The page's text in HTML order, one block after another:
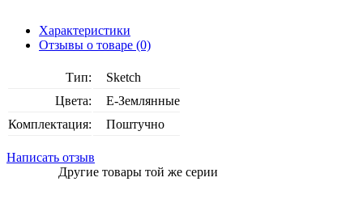
Характеристики
Отзывы о товаре (0)
Тип:
Sketch
Цвета:
E-Землянные
Комплектация:
Поштучно
Написать отзыв
Другие товары той же серии